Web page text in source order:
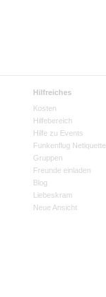
Hilfreiches
Kosten
Hilfebereich
Hilfe zu Events
Funkenflug Netiquette
Gruppen
Freunde einladen
Blog
Liebeskram
Neue Ansicht